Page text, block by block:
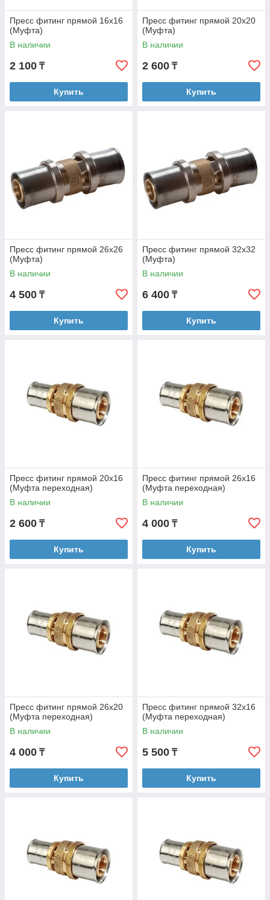
Пресс фитинг прямой 16х16
(Муфта)
В наличии
2 100 ₸
Купить
Пресс фитинг прямой 20х20
(Муфта)
В наличии
2 600 ₸
Купить
Пресс фитинг прямой 26х26
(Муфта)
В наличии
4 500 ₸
Купить
Пресс фитинг прямой 32х32
(Муфта)
В наличии
6 400 ₸
Купить
Пресс фитинг прямой 20х16
(Муфта переходная)
В наличии
2 600 ₸
Купить
Пресс фитинг прямой 26х16
(Муфта переходная)
В наличии
4 000 ₸
Купить
Пресс фитинг прямой 26х20
(Муфта переходная)
В наличии
4 000 ₸
Купить
Пресс фитинг прямой 32х16
(Муфта переходная)
В наличии
5 500 ₸
Купить